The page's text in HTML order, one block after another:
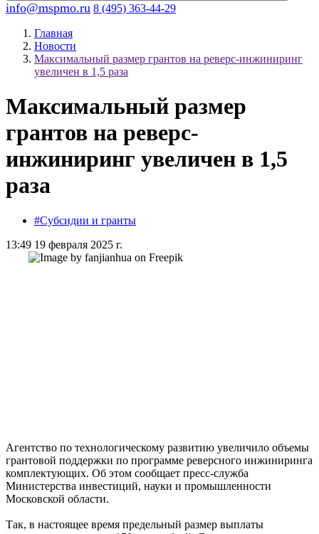
info@mspmo.ru 8 (495) 363-44-29
Главная
Новости
Максимальный размер грантов на реверс-инжиниринг
увеличен в 1,5 раза
Максимальный размер
грантов на реверс-
инжиниринг увеличен в 1,5
раза
#Субсидии и гранты
13:49 19 февраля 2025 г.
Агентство по технологическому развитию увеличило объемы
грантовой поддержки по программе реверсного инжиниринга
комплектующих. Об этом сообщает пресс-служба
Министерства инвестиций, науки и промышленности
Московской области.
Так, в настоящее время предельный размер выплаты